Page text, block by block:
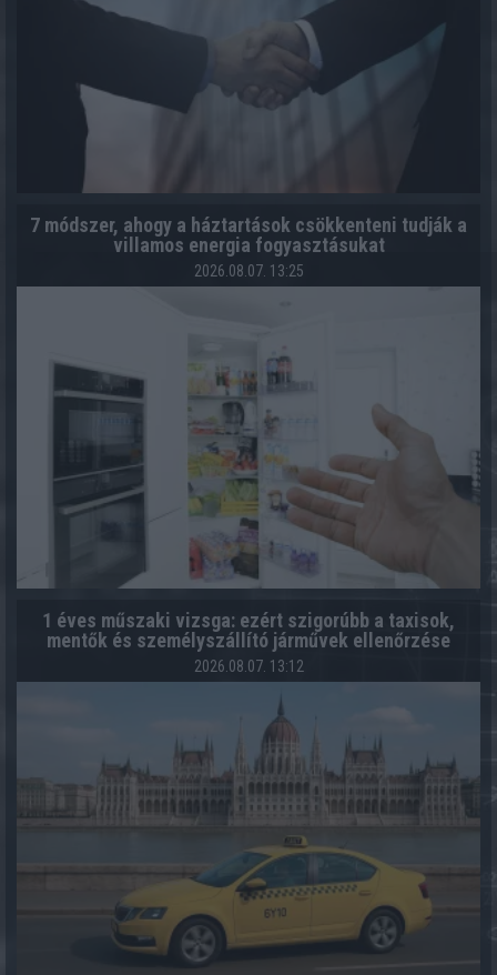
7 módszer, ahogy a háztartások csökkenteni tudják a
villamos energia fogyasztásukat
2026.08.07. 13:25
1 éves műszaki vizsga: ezért szigorúbb a taxisok,
mentők és személyszállító járművek ellenőrzése
2026.08.07. 13:12